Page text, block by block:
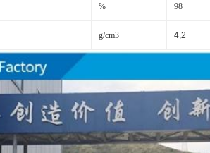
% 98
g/cm3 4,2